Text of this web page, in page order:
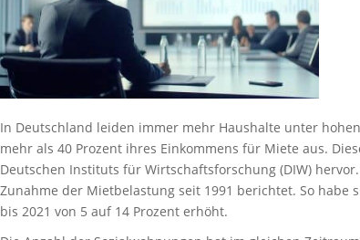
In Deutschland leiden immer mehr Haushalte unter
mehr als 40 Prozent ihres Einkommens für Miete aus.
Deutschen Instituts für Wirtschaftsforschung (DIW)
Zunahme der Mietbelastung seit 1991 berichtet. So habe
bis 2021 von 5 auf 14 Prozent erhöht.